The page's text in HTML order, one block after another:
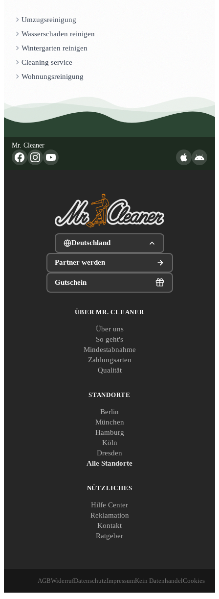
Umzugsreinigung
Wasserschaden reinigen
Wintergarten reinigen
Cleaning service
Wohnungsreinigung
Mr. Cleaner
Deutschland
Partner werden
Gutschein
ÜBER MR. CLEANER
Über uns
So geht's
Mindestabnahme
Zahlungsarten
Qualität
STANDORTE
Berlin
München
Hamburg
Köln
Dresden
Alle Standorte
NÜTZLICHES
Hilfe Center
Reklamation
Kontakt
Ratgeber
AGBWiderrufDatenschutzImpressumKein DatenhandelCookies